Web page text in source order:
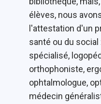
élèves, nous
l'attestation d'un
santé ou du
spécialisé,
orthophoniste,
ophtalmologue,
médecin